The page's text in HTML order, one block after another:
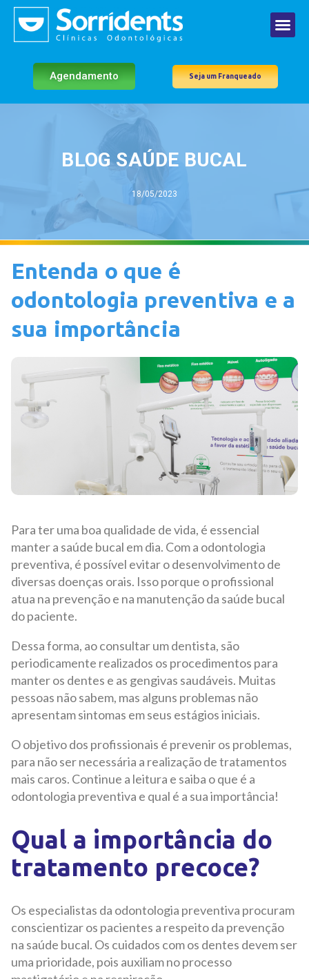
Agendamento Seja um Franqueado
BLOG SAÚDE BUCAL
18/05/2023
Entenda o que é
odontologia preventiva e a
sua importância
Para ter uma boa qualidade de vida, é essencial
manter a saúde bucal em dia. Com a odontologia
preventiva, é possível evitar o desenvolvimento de
diversas doenças orais. Isso porque o profissional
atua na prevenção e na manutenção da saúde bucal
do paciente.
Dessa forma, ao consultar um dentista, são
periodicamente realizados os procedimentos para
manter os dentes e as gengivas saudáveis. Muitas
pessoas não sabem, mas alguns problemas não
apresentam sintomas em seus estágios iniciais.
O objetivo dos profissionais é prevenir os problemas,
para não ser necessária a realização de tratamentos
mais caros. Continue a leitura e saiba o que é a
odontologia preventiva e qual é a sua importância!
Qual a importância do
tratamento precoce?
Os especialistas da odontologia preventiva procuram
conscientizar os pacientes a respeito da prevenção
na saúde bucal. Os cuidados com os dentes devem ser
uma prioridade, pois auxiliam no processo